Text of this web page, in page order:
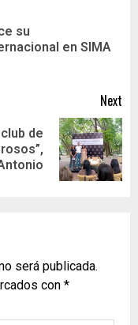
su
en SIMA
Next
de
será publicada.
con *